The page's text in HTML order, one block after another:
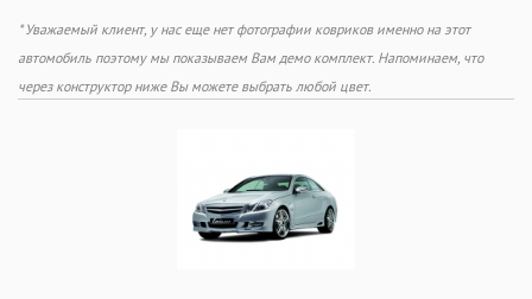
* Уважаемый клиент, у нас еще нет фотографии ковриков именно на этот
автомобиль поэтому мы показываем Вам демо комплект. Напоминаем, что
через конструктор ниже Вы можете выбрать любой цвет.